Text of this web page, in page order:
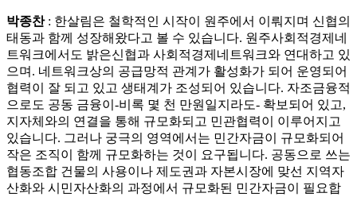
박종찬: 한살림은 철학적인 시작이 원주에서 이뤄지며 신협의
태동과 함께 성장해왔다고 볼 수 있습니다. 원주사회적경제네
트워크에서도 밝은신협과 사회적경제네트워크와 연대하고 있
으며. 네트워크상의 공급망적 관계가 활성화가 되어 운영되어
협력이 잘 되고 있고 생태계가 조성되어 있습니다. 자조금융적
으로도 공동 금융이-비록 몇 천 만원일지라도- 확보되어 있고,
지자체와의 연결을 통해 규모화되고 민관협력이 이루어지고
있습니다. 그러나 궁극의 영역에서는 민간자금이 규모화되어
작은 조직이 함께 규모화하는 것이 요구됩니다. 공동으로 쓰는
협동조합 건물의 사용이나 제도권과 자본시장에 맞선 지역자
산화와 시민자산화의 과정에서 규모화된 민간자금이 필요합